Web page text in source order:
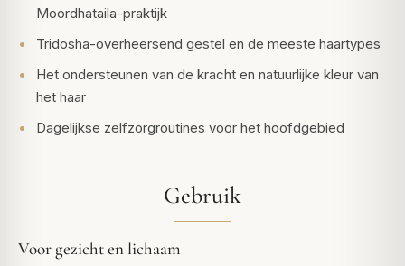
Moordhataila-praktijk
Tridosha-overheersend gestel en de meeste haartypes
Het ondersteunen van de kracht en natuurlijke kleur van
het haar
Dagelijkse zelfzorgroutines voor het hoofdgebied
Gebruik
Voor gezicht en lichaam